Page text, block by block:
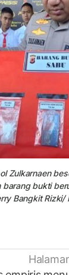
Zulkarnaen
barang bukti
Bangkit Rizki/